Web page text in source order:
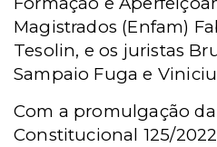
Magistrados (Enfam)
Tesolin, e os juristas
Sampaio Fuga e
Com a promulgação
Constitucional 125/